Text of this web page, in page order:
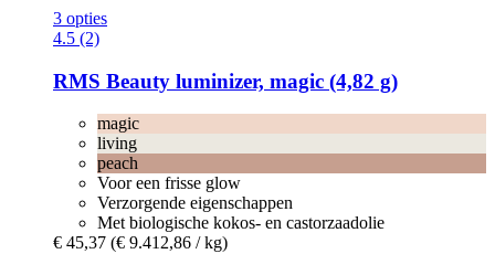
3 opties
4.5 (2)
RMS Beauty luminizer, magic (4,82 g)
magic
living
peach
Voor een frisse glow
Verzorgende eigenschappen
Met biologische kokos- en castorzaadolie
€ 45,37 (€ 9.412,86 / kg)